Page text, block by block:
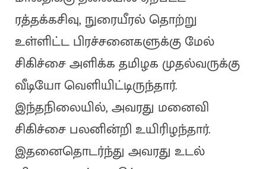
ரத்தக்கசிவு, நுரையீரல் தொற்று
உள்ளிட்ட பிரச்சனைகளுக்கு மேல்
சிகிச்சை அளிக்க தமிழக முதல்வருக்கு
வீடியோ வெளியிட்டிருந்தார்.
இந்தநிலையில், அவரது மனைவி
சிகிச்சை பலனின்றி உயிரிழந்தார்.
இதனைதொடர்ந்து அவரது உடல்